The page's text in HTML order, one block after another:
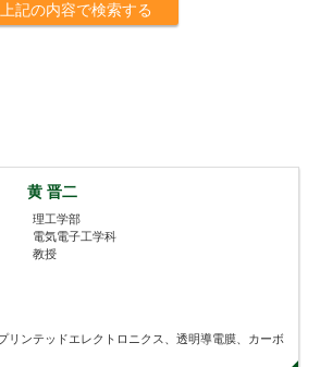
上記の内容で検索する
黄 晋二
理工学部
電気電子工学科
教授
リンテッドエレクトロニクス、透明導電膜、カーボ